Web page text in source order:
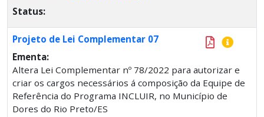
Status:
Projeto de Lei Complementar 07
Ementa:
Altera Lei Complementar nº 78/2022 para autorizar e
criar os cargos necessários á composição da Equipe de
Referência do Programa INCLUIR, no Município de
Dores do Rio Preto/ES